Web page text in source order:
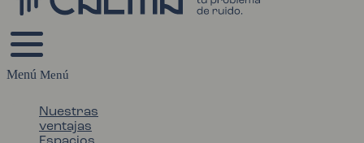
Menú
Nuestras
ventajas